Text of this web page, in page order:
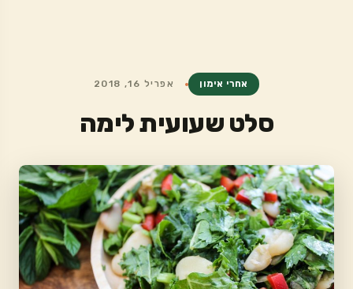
אחרי אימון אפריל 16, 2018
סלט שעועית לימה